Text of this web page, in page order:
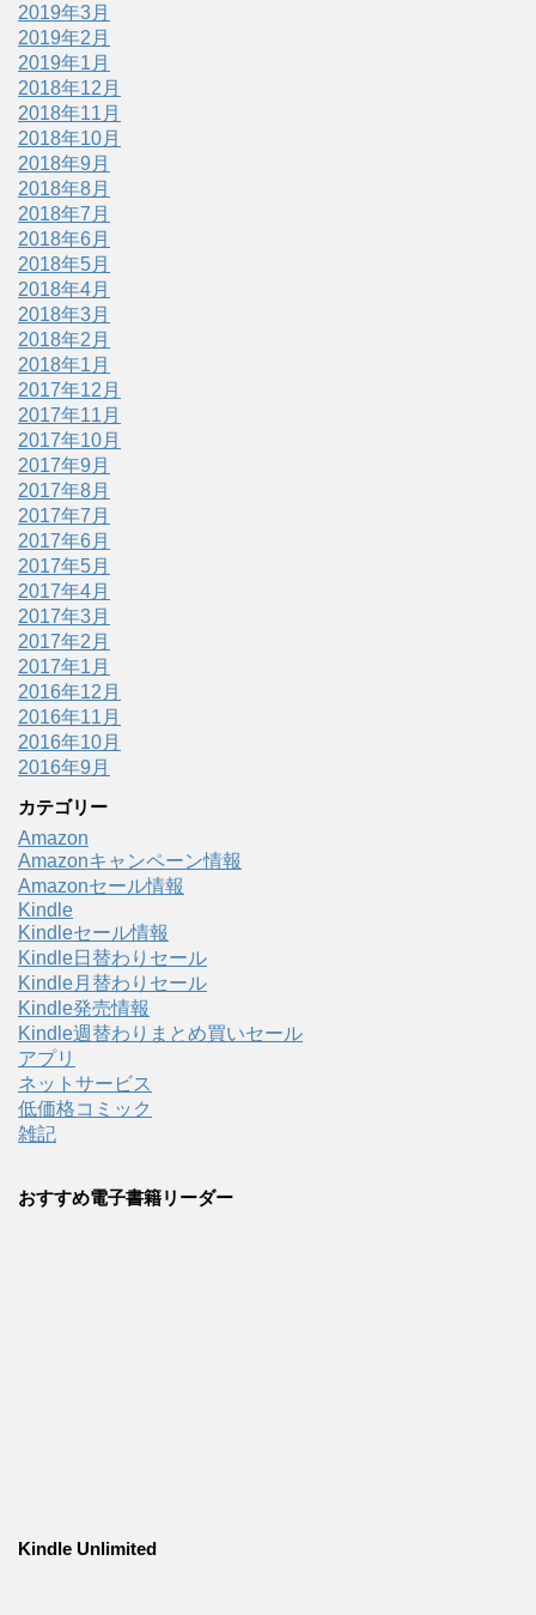
2019年3月
2019年2月
2019年1月
2018年12月
2018年11月
2018年10月
2018年9月
2018年8月
2018年7月
2018年6月
2018年5月
2018年4月
2018年3月
2018年2月
2018年1月
2017年12月
2017年11月
2017年10月
2017年9月
2017年8月
2017年7月
2017年6月
2017年5月
2017年4月
2017年3月
2017年2月
2017年1月
2016年12月
2016年11月
2016年10月
2016年9月
カテゴリー
Amazon
Amazonキャンペーン情報
Amazonセール情報
Kindle
Kindleセール情報
Kindle日替わりセール
Kindle月替わりセール
Kindle発売情報
Kindle週替わりまとめ買いセール
アプリ
ネットサービス
低価格コミック
雑記
おすすめ電子書籍リーダー
Kindle Unlimited